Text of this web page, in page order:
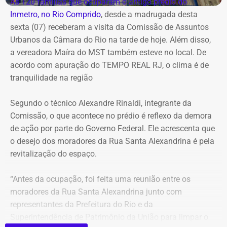
chegada de uma nova frente fria, que avança pelo
Sudeste.
Na cidade do Rio, o domingo será mais quente, com
mínima prevista de 21°C e máxima de 36°C. A previsão
indica sol entre nuvens durante o dia, com aumento da
nebulosidade e possibilidade de pancadas de chuva à
A mudança ocorre com o afastamento da frente fria que
atuou sobre o estado e a aproximação de um novo
sistema.
Inmetro, no Rio Comprido, desde a madrugada desta
sexta (07) receberam a visita da Comissão de Assuntos
Urbanos da Câmara do Rio na tarde de hoje. Além disso,
a vereadora Maíra do MST também esteve no local. De
acordo com apuração do TEMPO REAL RJ, o clima é de
tranquilidade na região
Segundo o técnico Alexandre Rinaldi, integrante da
Comissão, o que acontece no prédio é reflexo da demora
de ação por parte do Governo Federal. Ele acrescenta que
o desejo dos moradores da Rua Santa Alexandrina é pela
revitalização do espaço.
“Antes da ocupação, foi feita uma reunião entre os
moradores da Rua Santa Alexandrina junto com
representantes da Prefeitura do Rio e da